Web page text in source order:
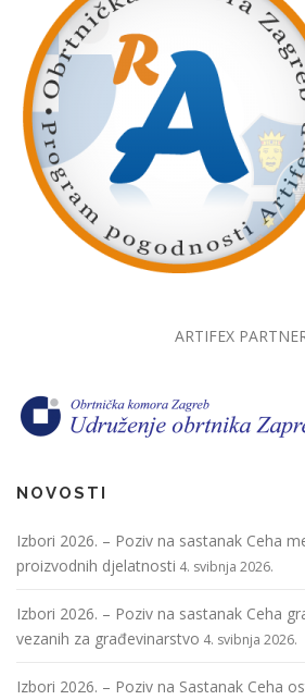
ARTIFEX
NOVOSTI
Izbori 2026. – Poziv na sastanak Ceha
proizvodnih djelatnosti 4. svibnja 2026.
Izbori 2026. – Poziv na sastanak Ceha
vezanih za građevinarstvo 4. svibnja 2026.
Izbori 2026. – Poziv na Sastanak Ceha